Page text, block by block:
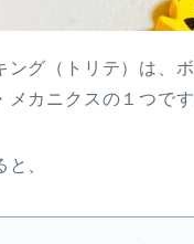
ング（トリテ）は、
メカニクスの１つです
、